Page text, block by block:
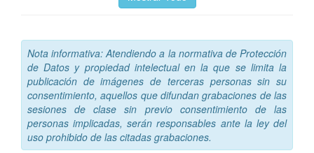
Nota informativa: Atendiendo a la normativa de Protección
de Datos y propiedad intelectual en la que se limita la
publicación de imágenes de terceras personas sin su
consentimiento, aquellos que difundan grabaciones de las
sesiones de clase sin previo consentimiento de las
personas implicadas, serán responsables ante la ley del
uso prohibido de las citadas grabaciones.